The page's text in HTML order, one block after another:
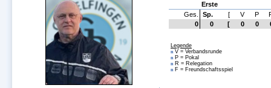
Erste
Ges.
Sp. [ V P
0
0 [ 0 0
Legende
nV = Verbandsrunde
nP = Pokal
nR = Relegation
nF = Freundschaftsspiel